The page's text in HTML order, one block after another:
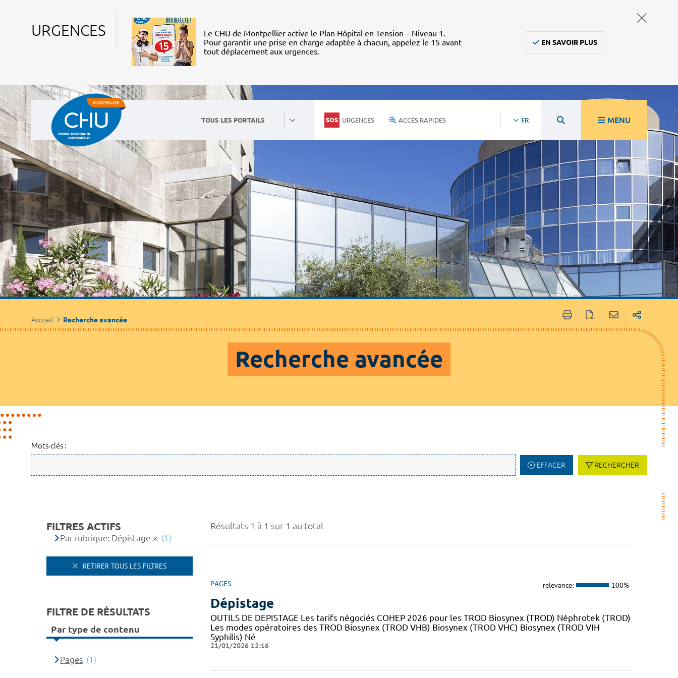
URGENCES
Le CHU de Montpellier active le Plan Hôpital en Tension – Niveau 1.
Pour garantir une prise en charge adaptée à chacun, appelez le 15 avant
tout déplacement aux urgences.
EN SAVOIR PLUS
TOUS LES PORTAILS URGENCES ACCÈS RAPIDES FR MENU
Accueil Recherche avancée
Recherche avancée
Mots-clés :
EFFACER RECHERCHER
Résultats 1 à 1 sur 1 au total
PAGES relevance: 100%
Dépistage
OUTILS DE DEPISTAGE Les tarifs négociés COHEP 2026 pour les TROD Biosynex (TROD) Néphrotek (TROD)
Les modes opératoires des TROD Biosynex (TROD VHB) Biosynex (TROD VHC) Biosynex (TROD VIH
Syphilis) Né
21/01/2026 12:16
FILTRES ACTIFS
Par rubrique: Dépistage (1)
RETIRER TOUS LES FILTRES
FILTRE DE RÉSULTATS
Par type de contenu
Pages (1)